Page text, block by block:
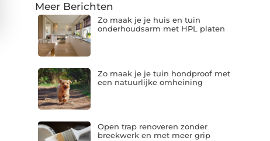
Meer Berichten
Zo maak je je huis en tuin
onderhoudsarm met HPL platen
Zo maak je je tuin hondproof met
een natuurlijke omheining
Open trap renoveren zonder
breekwerk en met meer grip